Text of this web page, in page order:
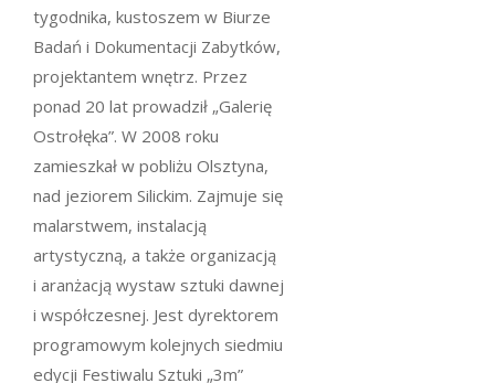
tygodnika, kustoszem w Biurze
Badań i Dokumentacji Zabytków,
projektantem wnętrz. Przez
ponad 20 lat prowadził „Galerię
Ostrołęka”. W 2008 roku
zamieszkał w pobliżu Olsztyna,
nad jeziorem Silickim. Zajmuje się
malarstwem, instalacją
artystyczną, a także organizacją
i aranżacją wystaw sztuki dawnej
i współczesnej. Jest dyrektorem
programowym kolejnych siedmiu
edycji Festiwalu Sztuki „3m”